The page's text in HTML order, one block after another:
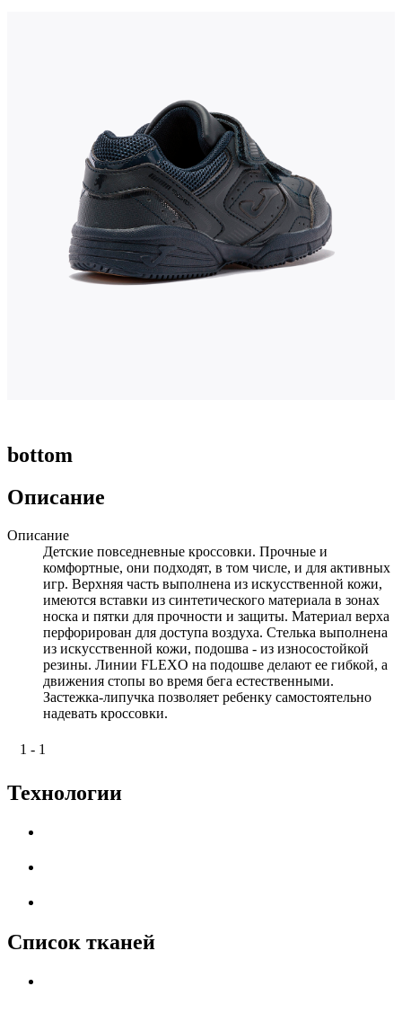
bottom
Описание
Описание
Детские повседневные кроссовки. Прочные и
комфортные, они подходят, в том числе, и для активных
игр. Верхняя часть выполнена из искусственной кожи,
имеются вставки из синтетического материала в зонах
носка и пятки для прочности и защиты. Материал верха
перфорирован для доступа воздуха. Стелька выполнена
из искусственной кожи, подошва - из износостойкой
резины. Линии FLEXO на подошве делают ее гибкой, а
движения стопы во время бега естественными.
Застежка-липучка позволяет ребенку самостоятельно
надевать кроссовки.
1 - 1
Технологии
Список тканей